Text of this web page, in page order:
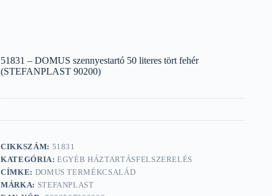
51831 – DOMUS szennyestartó 50 literes tört fehér
(STEFANPLAST 90200)
CIKKSZÁM: 51831
KATEGÓRIA:EGYÉB HÁZTARTÁSFELSZERELÉS
CÍMKE: DOMUS TERMÉKCSALÁD
MÁRKA: STEFANPLAST